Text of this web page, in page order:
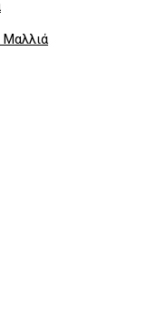
Μαλλιά